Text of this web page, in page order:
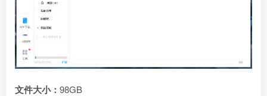
文件大小： 98GB